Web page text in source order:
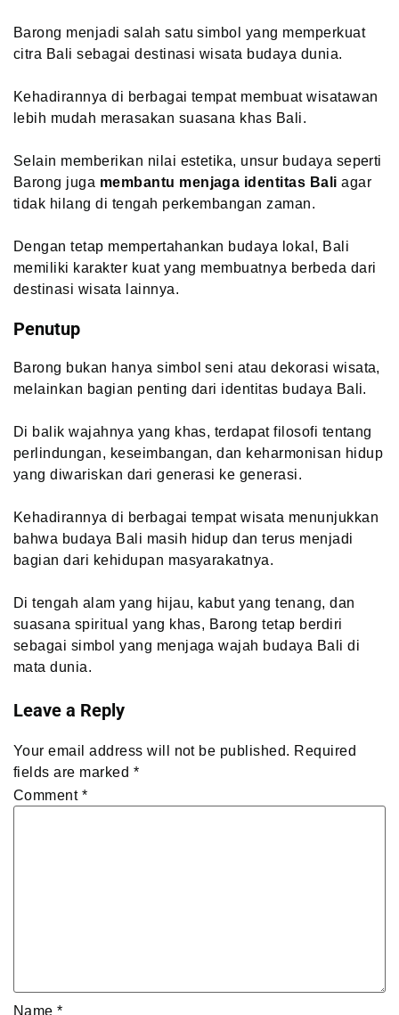
Barong menjadi salah satu simbol yang memperkuat
citra Bali sebagai destinasi wisata budaya dunia.
Kehadirannya di berbagai tempat membuat wisatawan
lebih mudah merasakan suasana khas Bali.
Selain memberikan nilai estetika, unsur budaya seperti
Barong juga membantu menjaga identitas Bali agar
tidak hilang di tengah perkembangan zaman.
Dengan tetap mempertahankan budaya lokal, Bali
memiliki karakter kuat yang membuatnya berbeda dari
destinasi wisata lainnya.
Penutup
Barong bukan hanya simbol seni atau dekorasi wisata,
melainkan bagian penting dari identitas budaya Bali.
Di balik wajahnya yang khas, terdapat filosofi tentang
perlindungan, keseimbangan, dan keharmonisan hidup
yang diwariskan dari generasi ke generasi.
Kehadirannya di berbagai tempat wisata menunjukkan
bahwa budaya Bali masih hidup dan terus menjadi
bagian dari kehidupan masyarakatnya.
Di tengah alam yang hijau, kabut yang tenang, dan
suasana spiritual yang khas, Barong tetap berdiri
sebagai simbol yang menjaga wajah budaya Bali di
mata dunia.
Leave a Reply
Your email address will not be published. Required
fields are marked *
Comment *
Name*